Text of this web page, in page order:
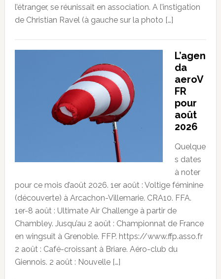
l’étranger, se réunissait en association. A l’instigation
de Christian Ravel (à gauche sur la photo […]
L’agen
da
aeroV
FR
pour
août
2026
Quelque
s dates
à noter
pour ce mois d’août 2026. 1er août : Voltige féminine
(découverte) à Arcachon-Villemarie. CRA10. FFA.
1er-8 août : Ultimate Air Challenge à partir de
Chambley. Jusqu’au 2 août : Championnat de France
en wingsuit à Grenoble. FFP. https://www.ffp.asso.fr
2 août : Café-croissant à Briare. Aéro-club du
Giennois. 2 août : Nouvelle […]